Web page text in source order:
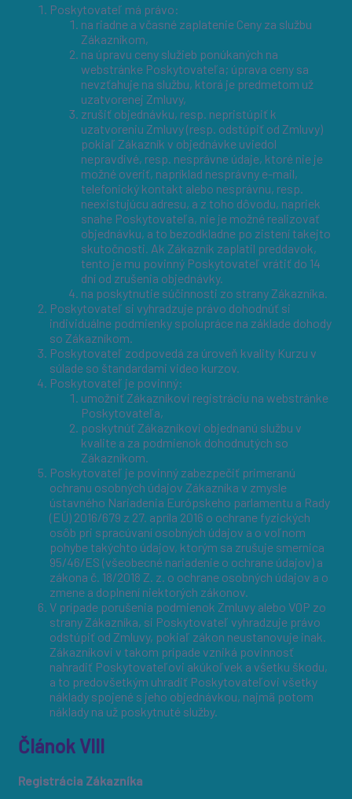
Poskytovateľ má právo:
na riadne a včasné zaplatenie Ceny za službu
Zákazníkom,
na úpravu ceny služieb ponúkaných na
webstránke Poskytovateľa; úprava ceny sa
nevzťahuje na službu, ktorá je predmetom už
uzatvorenej Zmluvy,
zrušiť objednávku, resp. nepristúpiť k
uzatvoreniu Zmluvy (resp. odstúpiť od Zmluvy)
pokiaľ Zákazník v objednávke uviedol
nepravdivé, resp. nesprávne údaje, ktoré nie je
možné overiť, napríklad nesprávny e-mail,
telefonický kontakt alebo nesprávnu, resp.
neexistujúcu adresu, a z toho dôvodu, napriek
snahe Poskytovateľa, nie je možné realizovať
objednávku, a to bezodkladne po zistení takejto
skutočnosti. Ak Zákazník zaplatil preddavok,
tento je mu povinný Poskytovateľ vrátiť do 14
dní od zrušenia objednávky.
na poskytnutie súčinnosti zo strany Zákazníka.
Poskytovateľ si vyhradzuje právo dohodnúť si
individuálne podmienky spolupráce na základe dohody
so Zákazníkom.
Poskytovateľ zodpovedá za úroveň kvality Kurzu v
súlade so štandardami video kurzov.
Poskytovateľ je povinný:
umožniť Zákazníkovi registráciu na webstránke
Poskytovateľa,
poskytnúť Zákazníkovi objednanú službu v
kvalite a za podmienok dohodnutých so
Zákazníkom.
Poskytovateľ je povinný zabezpečiť primeranú
ochranu osobných údajov Zákazníka v zmysle
ústavného Nariadenia Európskeho parlamentu a Rady
(EÚ) 2016/679 z 27. apríla 2016 o ochrane fyzických
osôb pri spracúvaní osobných údajov a o voľnom
pohybe takýchto údajov, ktorým sa zrušuje smernica
95/46/ES (všeobecné nariadenie o ochrane údajov) a
zákona č. 18/2018 Z. z. o ochrane osobných údajov a o
zmene a doplnení niektorých zákonov.
V prípade porušenia podmienok Zmluvy alebo VOP zo
strany Zákazníka, si Poskytovateľ vyhradzuje právo
odstúpiť od Zmluvy, pokiaľ zákon neustanovuje inak.
Zákazníkovi v takom prípade vzniká povinnosť
nahradiť Poskytovateľovi akúkoľvek a všetku škodu,
a to predovšetkým uhradiť Poskytovateľovi všetky
náklady spojené s jeho objednávkou, najmä potom
náklady na už poskytnuté služby.
Článok VIII
Registrácia Zákazníka